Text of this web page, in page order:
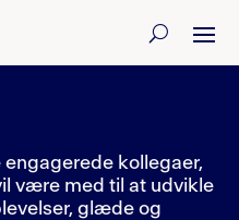
engagerede kollegaer,
være med til at udvikle
glæde og